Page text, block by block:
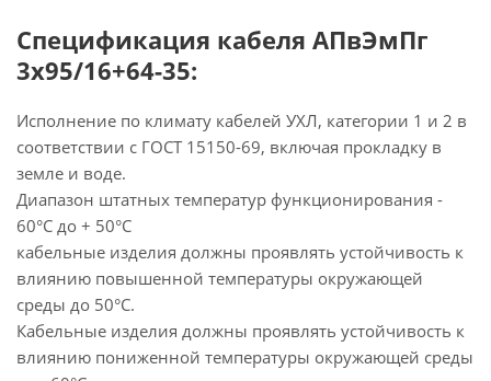
Спецификация кабеля АПвЭмПг
3х95/16+64-35:
Исполнение по климату кабелей УХЛ, категории 1 и 2 в
соответствии с ГОСТ 15150-69, включая прокладку в
земле и воде.
Диапазон штатных температур функционирования -
60°С до + 50°С
кабельные изделия должны проявлять устойчивость к
влиянию повышенной температуры окружающей
среды до 50°С.
Кабельные изделия должны проявлять устойчивость к
влиянию пониженной температуры окружающей среды